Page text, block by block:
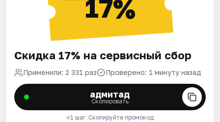
17%
Скидка 17% на сервисный сбор
Применили: 2 331 раз Проверено: 1 минуту назад
адмитад
Скопировать
1 шаг. Скопируйте промокод